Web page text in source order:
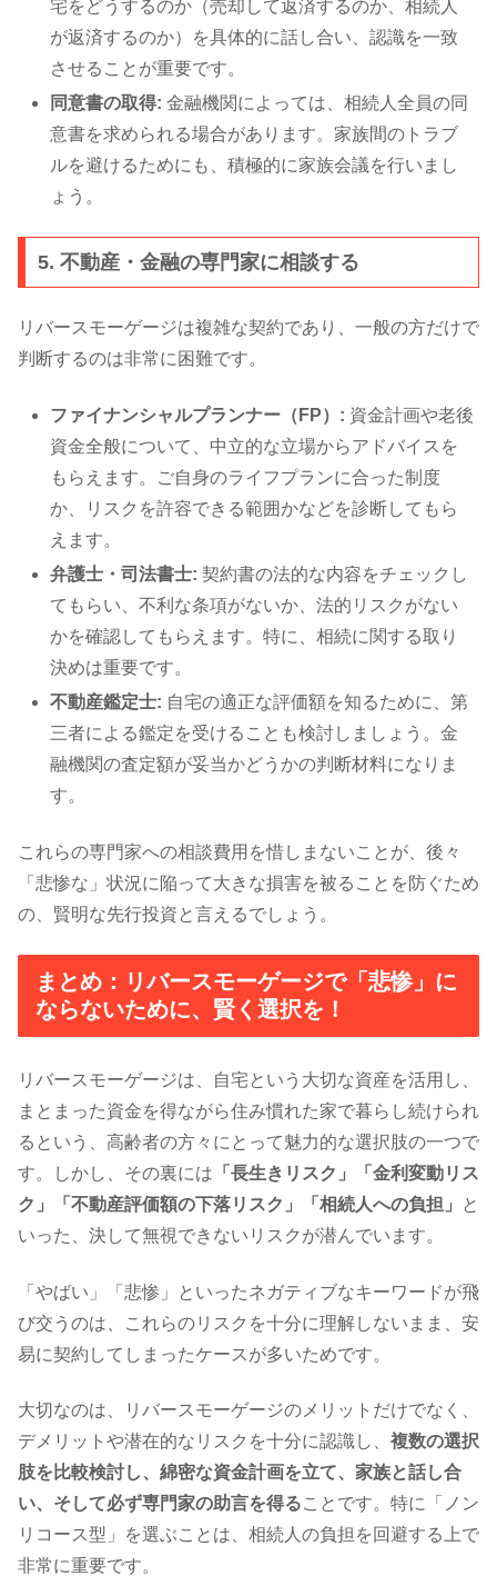
宅をどうするのか（売却して返済するのか、相続人
が返済するのか）を具体的に話し合い、認識を一致
させることが重要です。
同意書の取得: 金融機関によっては、相続人全員の同
意書を求められる場合があります。家族間のトラブ
ルを避けるためにも、積極的に家族会議を行いまし
ょう。
5. 不動産・金融の専門家に相談する
リバースモーゲージは複雑な契約であり、一般の方だけで
判断するのは非常に困難です。
ファイナンシャルプランナー（FP）: 資金計画や老後
資金全般について、中立的な立場からアドバイスを
もらえます。ご自身のライフプランに合った制度
か、リスクを許容できる範囲かなどを診断してもら
えます。
弁護士・司法書士: 契約書の法的な内容をチェックし
てもらい、不利な条項がないか、法的リスクがない
かを確認してもらえます。特に、相続に関する取り
決めは重要です。
不動産鑑定士: 自宅の適正な評価額を知るために、第
三者による鑑定を受けることも検討しましょう。金
融機関の査定額が妥当かどうかの判断材料になりま
す。
これらの専門家への相談費用を惜しまないことが、後々
「悲惨な」状況に陥って大きな損害を被ることを防ぐため
の、賢明な先行投資と言えるでしょう。
まとめ：リバースモーゲージで「悲惨」に
ならないために、賢く選択を！
リバースモーゲージは、自宅という大切な資産を活用し、
まとまった資金を得ながら住み慣れた家で暮らし続けられ
るという、高齢者の方々にとって魅力的な選択肢の一つで
す。しかし、その裏には 「長生きリスク」「金利変動リス
ク」「不動産評価額の下落リスク」「相続人への負担」
と
いった、決して無視できないリスクが潜んでいます。
「やばい」「悲惨」といったネガティブなキーワードが飛
び交うのは、これらのリスクを十分に理解しないまま、安
易に契約してしまったケースが多いためです。
大切なのは、リバースモーゲージのメリットだけでなく、
デメリットや潜在的なリスクを十分に認識し、 複数の選択
肢を比較検討し、綿密な資金計画を立て、家族と話し合
い、そして必ず専門家の助言を得ることです。特に「ノン
リコース型」を選ぶことは、相続人の負担を回避する上で
非常に重要です。